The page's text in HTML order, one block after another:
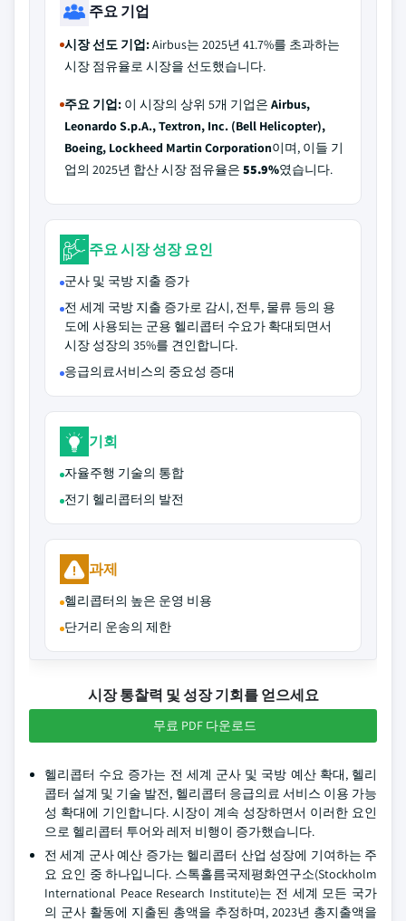
주요 기업
시장 선도 기업:Airbus는 2025년 41.7%를 초과하는
시장 점유율로 시장을 선도했습니다.
주요 기업: 이 시장의 상위 5개 기업은 Airbus,
Leonardo S.p.A., Textron, Inc. (Bell Helicopter),
Boeing, Lockheed Martin Corporation이며, 이들 기
업의 2025년 합산 시장 점유율은 55.9%였습니다.
주요 시장 성장 요인
군사 및 국방 지출 증가
전 세계 국방 지출 증가로 감시, 전투, 물류 등의 용
도에 사용되는 군용 헬리콥터 수요가 확대되면서
시장 성장의 35%를 견인합니다.
응급의료서비스의 중요성 증대
기회
자율주행 기술의 통합
전기 헬리콥터의 발전
과제
헬리콥터의 높은 운영 비용
단거리 운송의 제한
시장 통찰력 및 성장 기회를 얻으세요
무료 PDF 다운로드
헬리콥터 수요 증가는 전 세계 군사 및 국방 예산 확대, 헬리
콥터 설계 및 기술 발전, 헬리콥터 응급의료 서비스 이용 가능
성 확대에 기인합니다. 시장이 계속 성장하면서 이러한 요인
으로 헬리콥터 투어와 레저 비행이 증가했습니다.
전 세계 군사 예산 증가는 헬리콥터 산업 성장에 기여하는 주
요 요인 중 하나입니다. 스톡홀름국제평화연구소(Stockholm
International Peace Research Institute)는 전 세계 모든 국가
의 군사 활동에 지출된 총액을 추정하며, 2023년 총지출액을